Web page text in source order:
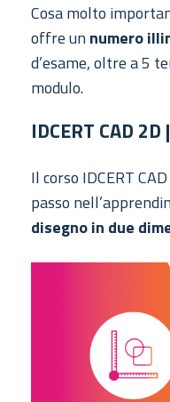
Cosa molto
offre un numero
d’esame, oltre a 5
modulo.
IDCERT CAD
Il corso IDCERT
passo
disegno in due